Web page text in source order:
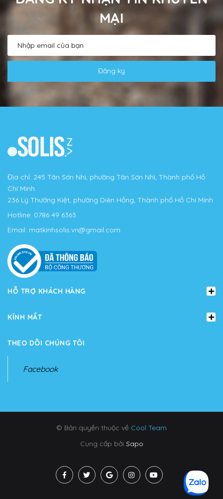
MẠI
Đăng ký
Địa chỉ: 245 Tân Sơn Nhì, phường Tân Sơn Nhì, Thành phố Hồ
Chí Minh
236 Lý Thường Kiệt, phường Diên Hồng, Thành phố Hồ Chí Minh
Hotline: 0786 49 6363
Email: matkinhsolis.vn@gmail.com
HỖ TRỢ KHÁCH HÀNG
KÍNH MẮT
THEO DÕI CHÚNG TÔI
Facebook
© Bản quyền thuộc về Cool Team
Cung cấp bởi Sapo